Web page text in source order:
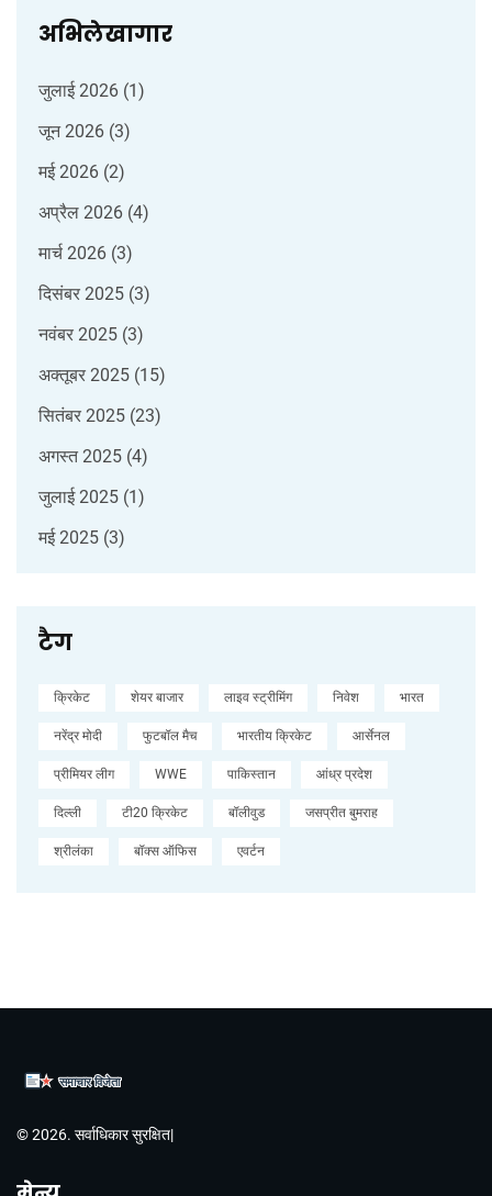
अभिलेखागार
जुलाई 2026 (1)
जून 2026 (3)
मई 2026 (2)
अप्रैल 2026 (4)
मार्च 2026 (3)
दिसंबर 2025 (3)
नवंबर 2025 (3)
अक्तूबर 2025 (15)
सितंबर 2025 (23)
अगस्त 2025 (4)
जुलाई 2025 (1)
मई 2025 (3)
टैग
क्रिकेट शेयर बाजार लाइव स्ट्रीमिंग निवेश भारत
नरेंद्र मोदी फुटबॉल मैच भारतीय क्रिकेट आर्सेनल
प्रीमियर लीग WWE पाकिस्तान आंध्र प्रदेश
दिल्ली टी20 क्रिकेट बॉलीवुड जसप्रीत बुमराह
श्रीलंका बॉक्स ऑफिस एवर्टन
© 2026. सर्वाधिकार सुरक्षित|